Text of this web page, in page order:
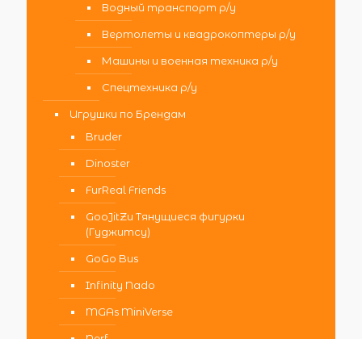
Водный транспорт р/у
Вертолеты и квадрокоптеры р/у
Машины и военная техника р/у
Спецтехника р/у
Игрушки по Брендам
Bruder
Dinoster
FurReal Friends
GooJitZu Тянущиеся фигурки
(Гуджитсу)
GoGo Bus
Infinity Nado
MGAs MiniVerse